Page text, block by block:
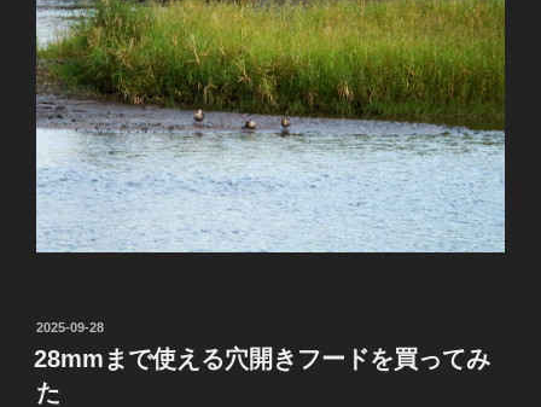
投
稿
日:
2025-09-28
28mmまで使える穴開きフードを買ってみ
た